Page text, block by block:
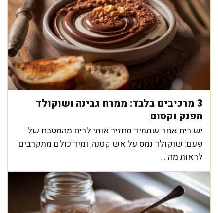
3 מרכיבים בלבד: ממרח גבינה ושוקולד
מפנק וקסום
יש ריח אחד שתמיד מחזיר אותי לריח מהמטבח של
פעם: שוקולד נמס על אש קטנה, ומיד כולם מתקרבים
לראות מה ...